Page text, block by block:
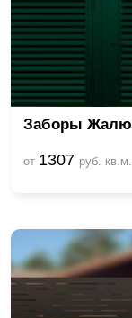
Заборы
от 1307 руб. кв.м.